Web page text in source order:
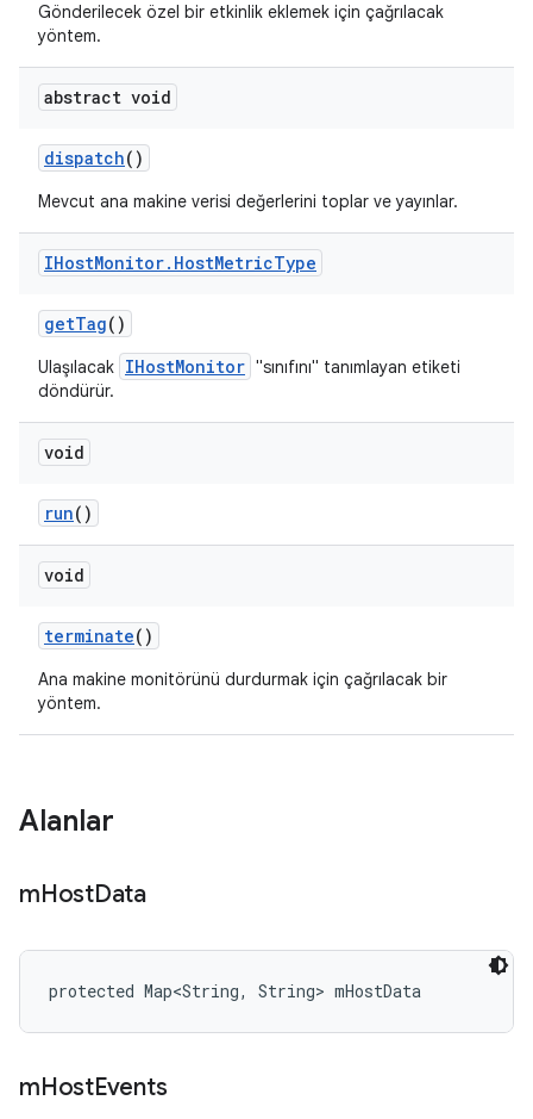
Gönderilecek özel bir etkinlik eklemek için çağrılacak
yöntem.
abstract void
dispatch()
Mevcut ana makine verisi değerlerini toplar ve yayınlar.
IHostMonitor. HostMetricType
getTag()
Ulaşılacak IHostMonitor "sınıfını" tanımlayan etiketi
döndürür.
void
run()
void
terminate()
Ana makine monitörünü durdurmak için çağrılacak bir
yöntem.
Alanlar
mHostData
protected Map<String, String> mHostData
mHostEvents